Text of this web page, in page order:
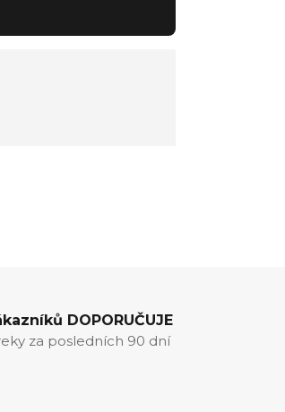
DOPORUČUJE
za posledních 90 dní